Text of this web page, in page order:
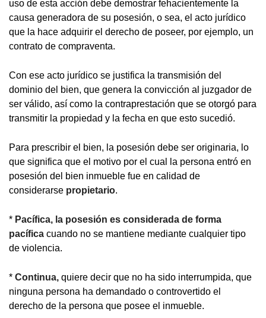
uso de esta acción debe demostrar fehacientemente la
causa generadora de su posesión, o sea, el acto jurídico
que la hace adquirir el derecho de poseer, por ejemplo, un
contrato de compraventa.
Con ese acto jurídico se justifica la transmisión del
dominio del bien, que genera la convicción al juzgador de
ser válido, así como la contraprestación que se otorgó para
transmitir la propiedad y la fecha en que esto sucedió.
Para prescribir el bien, la posesión debe ser originaria, lo
que significa que el motivo por el cual la persona entró en
posesión del bien inmueble fue en calidad de
considerarse propietario.
* Pacífica, la posesión es considerada de forma
pacífica cuando no se mantiene mediante cualquier tipo
de violencia.
* Continua, quiere decir que no ha sido interrumpida, que
ninguna persona ha demandado o controvertido el
derecho de la persona que posee el inmueble.